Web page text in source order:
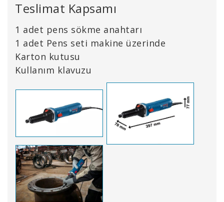
Teslimat Kapsamı
1 adet pens sökme anahtarı
1 adet Pens seti makine üzerinde
Karton kutusu
Kullanım klavuzu